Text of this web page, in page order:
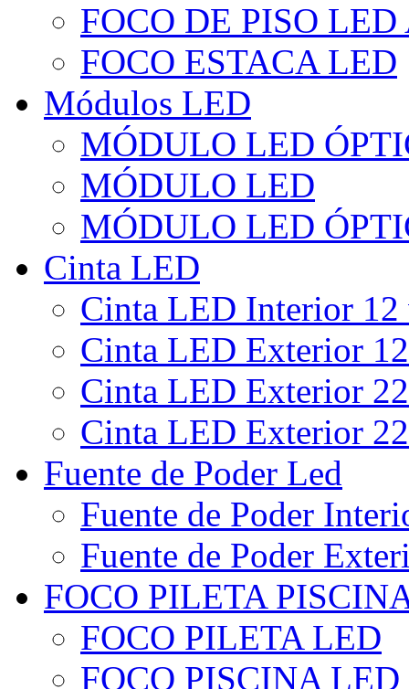
FOCO DE PISO
FOCO ESTACA LED
Módulos LED
MÓDULO LED
MÓDULO LED
MÓDULO LED
Cinta LED
Cinta LED Interior
Cinta LED Exterior
Cinta LED Exterior
Cinta LED Exterior
Fuente de Poder Led
Fuente de Poder
Fuente de Poder
FOCO PILETA
FOCO PILETA LED
FOCO PISCINA LED